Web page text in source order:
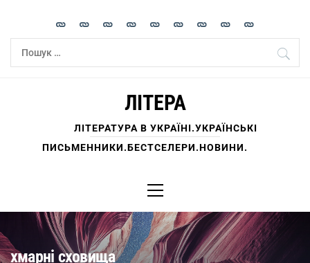
content
Пошук:
ЛІТЕРА
ЛІТЕРАТУРА В УКРАЇНІ.УКРАЇНСЬКІ
ПИСЬМЕННИКИ.БЕСТСЕЛЕРИ.НОВИНИ.
Menu
хмарні сховища